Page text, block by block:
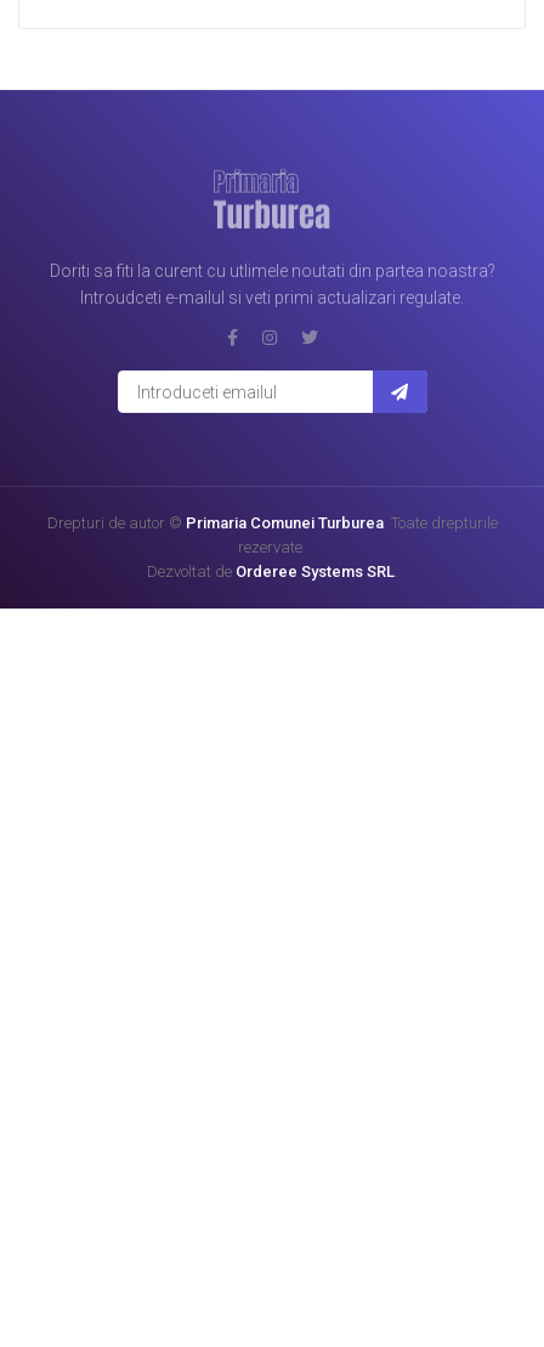
Doriti sa fiti la curent cu utlimele noutati din partea noastra?
Introudceti e-mailul si veti primi actualizari regulate.
Drepturi de autor © Primaria Comunei Turburea. Toate drepturile
rezervate.
Dezvoltat de Orderee Systems SRL.